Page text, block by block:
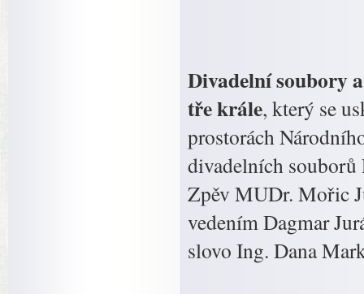
Divadelní soubory
tře krále, který se
prostorách
divadelních souborů
Zpěv MUDr. Mořic
vedením Dagmar
slovo Ing. Dana